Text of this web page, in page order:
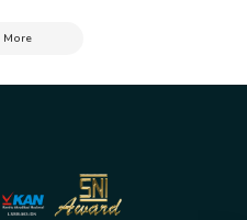
More